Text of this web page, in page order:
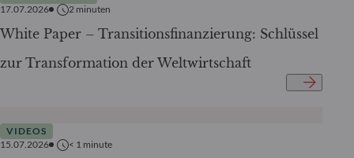
17.07.2026
2 minuten
White Paper – Transitionsfinanzierung: Schlüssel
zur Transformation der Weltwirtschaft
VIDEOS
15.07.2026
< 1 minute